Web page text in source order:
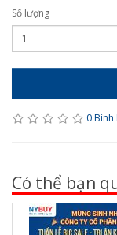
Số lượng
0 Bình
Có thể bạn